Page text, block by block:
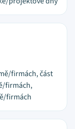
firmách, část
firmách,
firmách